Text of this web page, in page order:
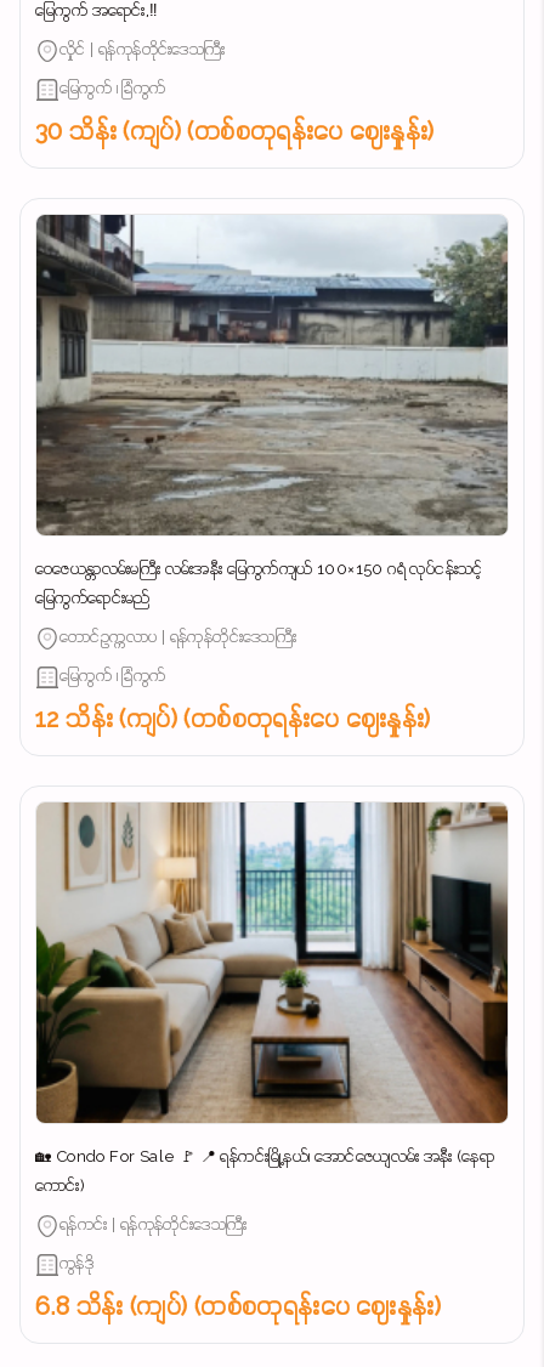
မြေကွက် အရောင်း,‼️
လှိုင် | ရန်ကုန်တိုင်းဒေသကြီး
မြေကွက် ၊ ခြံကွက်
30 သိန်း (ကျပ်) (တစ်စတုရန်းပေ ဈေးနှုန်း)
ဝေဇေယန္တာလမ်းမကြီး လမ်းအနီး မြေကွက်ကျယ် 100×150 ဂရံ လုပ်ငန်းသင့်
မြေကွက်ရောင်းမည်
တောင်ဥက္ကလာပ | ရန်ကုန်တိုင်းဒေသကြီး
မြေကွက် ၊ ခြံကွက်
12 သိန်း (ကျပ်) (တစ်စတုရန်းပေ ဈေးနှုန်း)
🏡 Condo For Sale 🚩 📍 ရန်ကင်းမြို့နယ်၊ အောင်ဇေယျလမ်း အနီး (နေရာ
ကောင်း)
ရန်ကင်း | ရန်ကုန်တိုင်းဒေသကြီး
ကွန်ဒို
6.8 သိန်း (ကျပ်) (တစ်စတုရန်းပေ ဈေးနှုန်း)